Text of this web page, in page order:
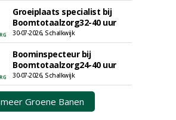
Groeiplaats specialist bij
Boomtotaalzorg32-40 uur
30-07-2026, Schalkwijk
Boominspecteur bij
Boomtotaalzorg24-40 uur
30-07-2026, Schalkwijk
meer Groene Banen